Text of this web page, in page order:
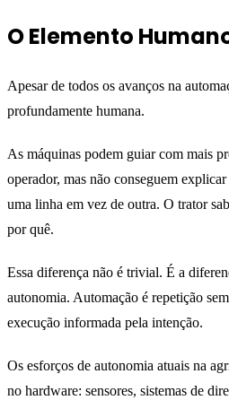
O Elemento
Apesar de todos os avanços na
profundamente humana.
As máquinas podem guiar com mais
operador, mas não conseguem
uma linha em vez de outra. O trator
por quê.
Essa diferença não é trivial. É a
autonomia. Automação é repetição
execução informada pela intenção.
Os esforços de autonomia atuais na
no hardware: sensores, sistemas de